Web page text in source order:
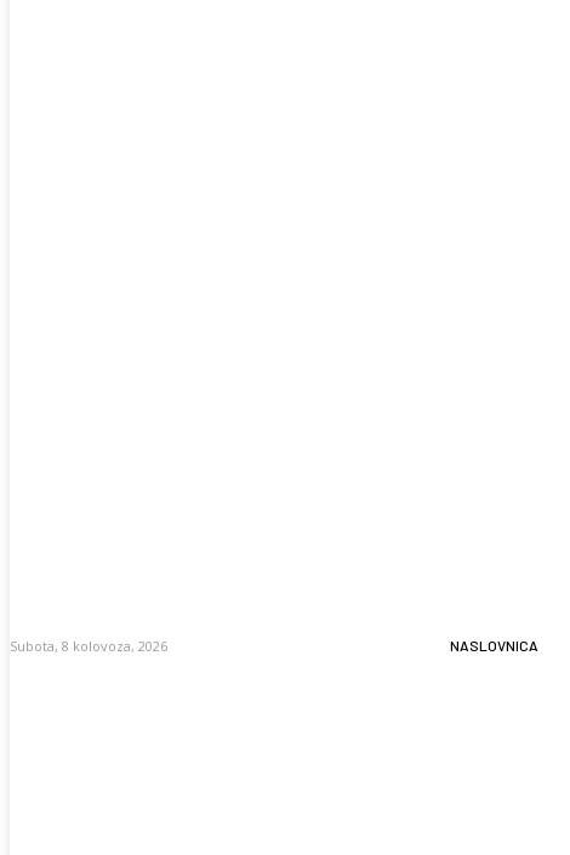
Subota, 8 kolovoza, 2026 NASLOVNICA